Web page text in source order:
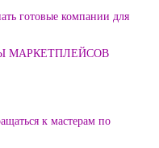
готовые компании для
МАРКЕТПЛЕЙСОВ
к мастерам по